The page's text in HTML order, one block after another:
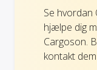
Se hvordan
hjælpe dig
Cargoson.
kontakt